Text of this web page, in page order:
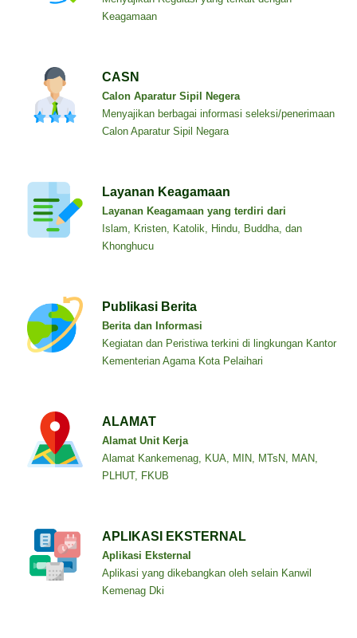
Keagamaan
CASN
Calon Aparatur Sipil Negera
Menyajikan berbagai informasi seleksi/penerimaan
Calon Aparatur Sipil Negara
Layanan Keagamaan
Layanan Keagamaan yang terdiri dari
Islam, Kristen, Katolik, Hindu, Buddha, dan
Khonghucu
Publikasi Berita
Berita dan Informasi
Kegiatan dan Peristiwa terkini di lingkungan Kantor
Kementerian Agama Kota Pelaihari
ALAMAT
Alamat Unit Kerja
Alamat Kankemenag, KUA, MIN, MTsN, MAN,
PLHUT, FKUB
APLIKASI EKSTERNAL
Aplikasi Eksternal
Aplikasi yang dikebangkan oleh selain Kanwil
Kemenag Dki